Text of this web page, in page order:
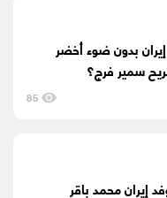
بدون ضوء أخضر
سمير فرج؟
85
إيران محمد باقر